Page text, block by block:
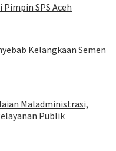
SPS Aceh
Kelangkaan Semen
Maladministrasi,
Publik